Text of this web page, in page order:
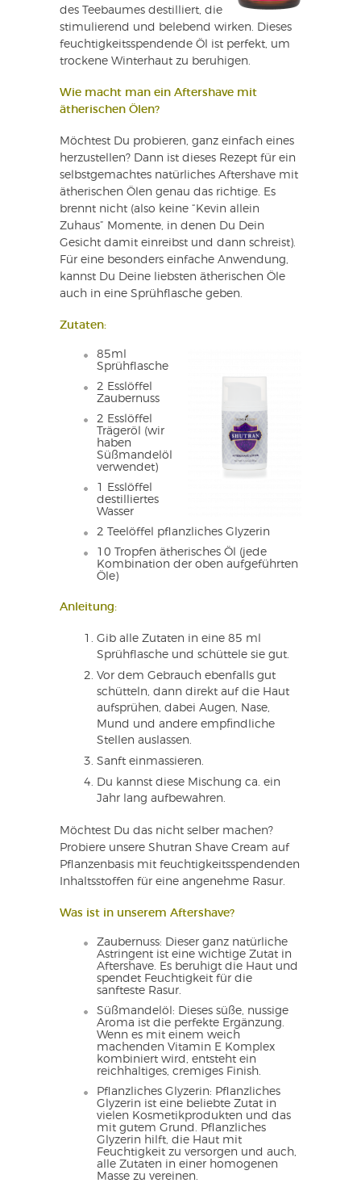
des Teebaumes destilliert, die
stimulierend und belebend wirken. Dieses
feuchtigkeitsspendende Öl ist perfekt, um
trockene Winterhaut zu beruhigen.
Wie macht man ein Aftershave mit
ätherischen Ölen?
Möchtest Du probieren, ganz einfach eines
herzustellen? Dann ist dieses Rezept für ein
selbstgemachtes natürliches Aftershave mit
ätherischen Ölen genau das richtige. Es
brennt nicht (also keine “Kevin allein
Zuhaus” Momente, in denen Du Dein
Gesicht damit einreibst und dann schreist).
Für eine besonders einfache Anwendung,
kannst Du Deine liebsten ätherischen Öle
auch in eine Sprühflasche geben.
Zutaten:
85ml
Sprühflasche
2 Esslöffel
Zaubernuss
2 Esslöffel
Trägeröl (wir
haben
Süßmandelöl
verwendet)
1 Esslöffel
destilliertes
Wasser
2 Teelöffel pflanzliches Glyzerin
10 Tropfen ätherisches Öl (jede
Kombination der oben aufgeführten
Öle)
Anleitung:
Gib alle Zutaten in eine 85 ml
Sprühflasche und schüttele sie gut.
Vor dem Gebrauch ebenfalls gut
schütteln, dann direkt auf die Haut
aufsprühen, dabei Augen, Nase,
Mund und andere empfindliche
Stellen auslassen.
Sanft einmassieren.
Du kannst diese Mischung ca. ein
Jahr lang aufbewahren.
Möchtest Du das nicht selber machen?
Probiere unsere Shutran Shave Cream auf
Pflanzenbasis mit feuchtigkeitsspendenden
Inhaltsstoffen für eine angenehme Rasur.
Was ist in unserem Aftershave?
Zaubernuss: Dieser ganz natürliche
Astringent ist eine wichtige Zutat in
Aftershave. Es beruhigt die Haut und
spendet Feuchtigkeit für die
sanfteste Rasur.
Süßmandelöl: Dieses süße, nussige
Aroma ist die perfekte Ergänzung.
Wenn es mit einem weich
machenden Vitamin E Komplex
kombiniert wird, entsteht ein
reichhaltiges, cremiges Finish.
Pflanzliches Glyzerin: Pflanzliches
Glyzerin ist eine beliebte Zutat in
vielen Kosmetikprodukten und das
mit gutem Grund. Pflanzliches
Glyzerin hilft, die Haut mit
Feuchtigkeit zu versorgen und auch,
alle Zutaten in einer homogenen
Masse zu vereinen.